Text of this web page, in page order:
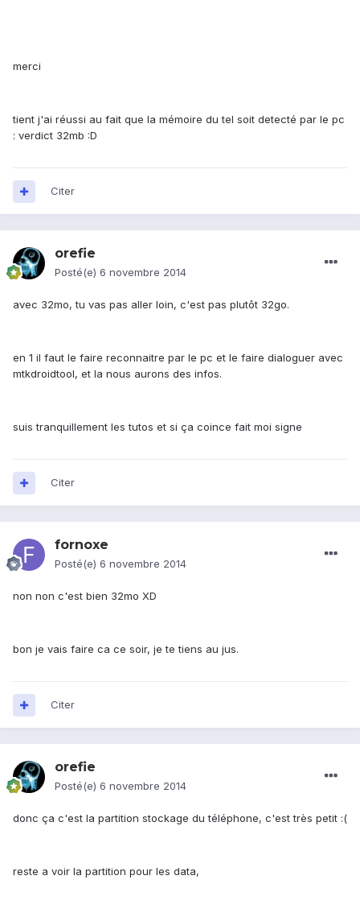
merci
tient j'ai réussi au fait que la mémoire du tel soit detecté par le pc
: verdict 32mb :D
Citer
orefie
Posté(e) 6 novembre 2014
avec 32mo, tu vas pas aller loin, c'est pas plutôt 32go.
en 1 il faut le faire reconnaitre par le pc et le faire dialoguer avec
mtkdroidtool, et la nous aurons des infos.
suis tranquillement les tutos et si ça coince fait moi signe
Citer
fornoxe
Posté(e) 6 novembre 2014
non non c'est bien 32mo XD
bon je vais faire ca ce soir, je te tiens au jus.
Citer
orefie
Posté(e) 6 novembre 2014
donc ça c'est la partition stockage du téléphone, c'est très petit :(
reste a voir la partition pour les data,